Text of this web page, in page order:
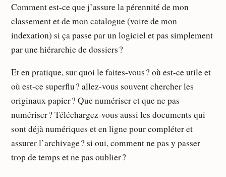
Comment est-ce que j’assure la pérennité de mon
classement et de mon catalogue (voire de mon
indexation) si ça passe par un logiciel et pas simplement
par une hiérarchie de dossiers ?
Et en pratique, sur quoi le faites-vous ? où est-ce utile et
où est-ce superflu ? allez-vous souvent chercher les
originaux papier ? Que numériser et que ne pas
numériser ? Téléchargez-vous aussi les documents qui
sont déjà numériques et en ligne pour compléter et
assurer l’archivage ? si oui, comment ne pas y passer
trop de temps et ne pas oublier ?